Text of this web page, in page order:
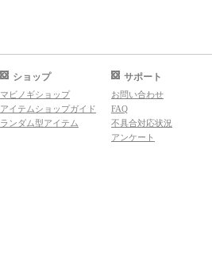
ショップ
マビノギショップ
アイテムショップガイド
ランダム型アイテム
サポート
お問い合わせ
FAQ
不具合対応状況
アンケート